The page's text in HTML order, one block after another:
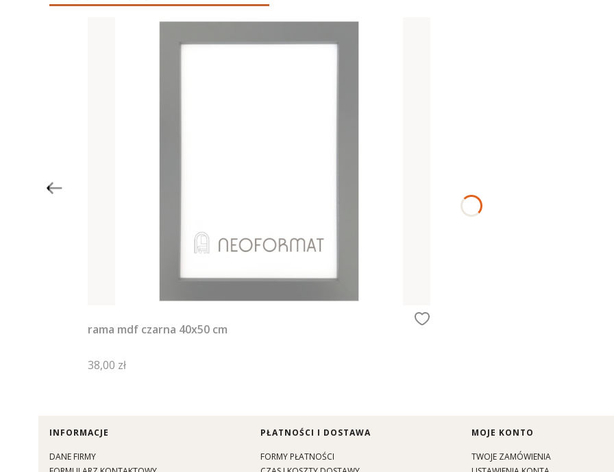
rama mdf czarna 40x50 cm
Cena
38,00 zł
Linki w stopce
INFORMACJE
DANE FIRMY
PŁATNOŚCI I DOSTAWA
FORMY PŁATNOŚCI
MOJE KONTO
TWOJE ZAMÓWIENIA